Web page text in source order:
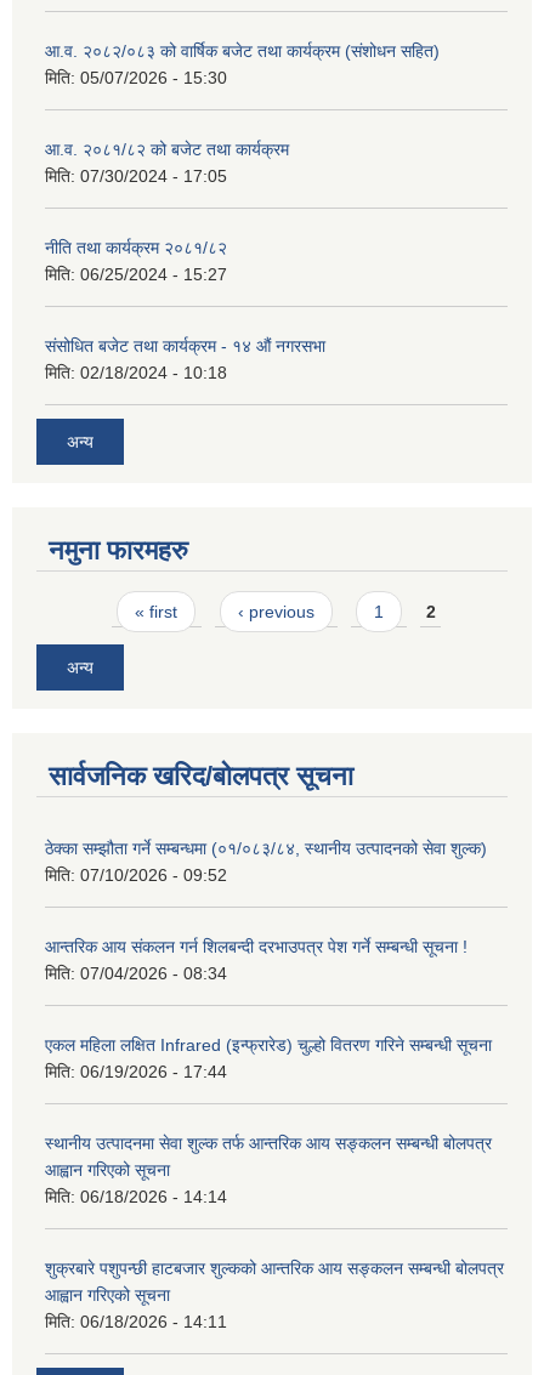
आ.व. २०८२/०८३ को वार्षिक बजेट तथा कार्यक्रम (संशोधन सहित)
मिति: 05/07/2026 - 15:30
आ.व. २०८१/८२ को बजेट तथा कार्यक्रम
मिति: 07/30/2024 - 17:05
नीति तथा कार्यक्रम २०८१/८२
मिति: 06/25/2024 - 15:27
संसोधित बजेट तथा कार्यक्रम - १४ औं नगरसभा
मिति: 02/18/2024 - 10:18
अन्य
नमुना फारमहरु
Pages« first ‹ previous 1 2
अन्य
सार्वजनिक खरिद/बोलपत्र सूचना
ठेक्का सम्झौता गर्ने सम्बन्धमा (०१/०८३/८४, स्थानीय उत्पादनको सेवा शुल्क)
मिति: 07/10/2026 - 09:52
आन्तरिक आय संकलन गर्न शिलबन्दी दरभाउपत्र पेश गर्ने सम्बन्धी सूचना !
मिति: 07/04/2026 - 08:34
एकल महिला लक्षित Infrared (इन्फ्रारेड) चुल्हो वितरण गरिने सम्बन्धी सूचना
मिति: 06/19/2026 - 17:44
स्थानीय उत्पादनमा सेवा शुल्क तर्फ आन्तरिक आय सङ्कलन सम्बन्धी बोलपत्र
आह्वान गरिएको सूचना
मिति: 06/18/2026 - 14:14
शुक्रबारे पशुपन्छी हाटबजार शुल्कको आन्तरिक आय सङ्कलन सम्बन्धी बोलपत्र
आह्वान गरिएको सूचना
मिति: 06/18/2026 - 14:11